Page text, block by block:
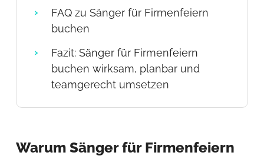
FAQ zu Sänger für Firmenfeiern
buchen
Fazit: Sänger für Firmenfeiern
buchen wirksam, planbar und
teamgerecht umsetzen
Warum Sänger für Firmenfeiern